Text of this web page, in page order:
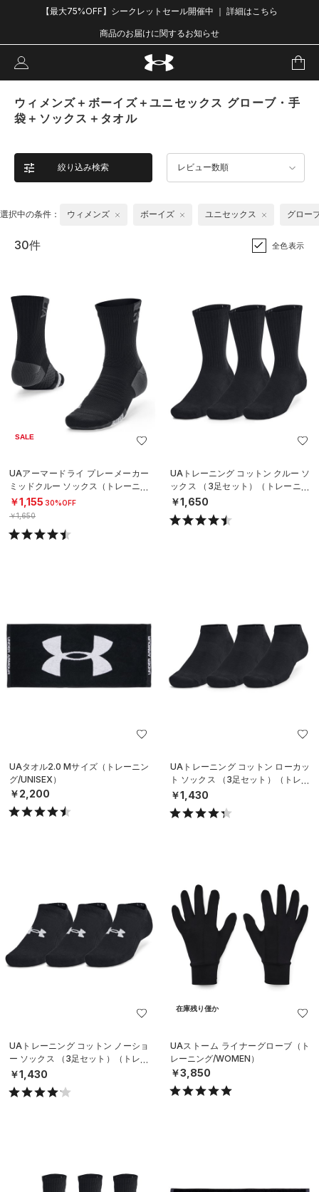
【最大75%OFF】シークレットセール開催中 ｜ 詳細はこちら
商品のお届けに関するお知らせ
ウィメンズ＋ボーイズ＋ユニセックス グローブ・手
袋＋ソックス＋タオル
絞り込み検索 レビュー数順
選択中の条件： ウィメンズ ボーイズ ユニセックス グロー
30件 全色表示
SALE
UAアーマードライ プレーメーカー
ミッドクルー ソックス（トレーニン
グ/UNISEX）
￥1,155 30%OFF
￥1,650
UAトレーニング コットン クルー ソ
ックス （3足セット）（トレーニン
グ/UNISEX）
￥1,650
UAタオル2.0 Mサイズ（トレーニン
グ/UNISEX）
￥2,200
UAトレーニング コットン ローカッ
ト ソックス （3足セット）（トレー
ニング/UNISEX）
￥1,430
UAトレーニング コットン ノーショ
ー ソックス （3足セット）（トレー
ニング/UNISEX）
￥1,430
在庫残り僅か
UAストーム ライナーグローブ（ト
レーニング/WOMEN）
￥3,850